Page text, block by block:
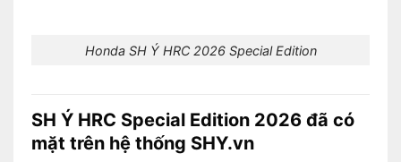
Honda SH Ý HRC 2026 Special Edition
SH Ý HRC Special Edition 2026 đã có
mặt trên hệ thống SHY.vn